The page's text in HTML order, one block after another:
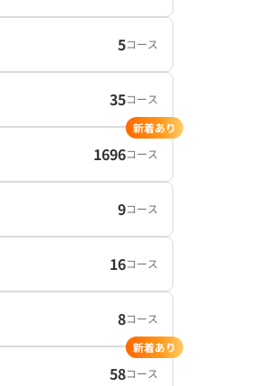
5コース
35コース
1696コース
新着あり
9コース
16コース
8コース
58コース
新着あり